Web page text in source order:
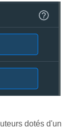
dotés d'un